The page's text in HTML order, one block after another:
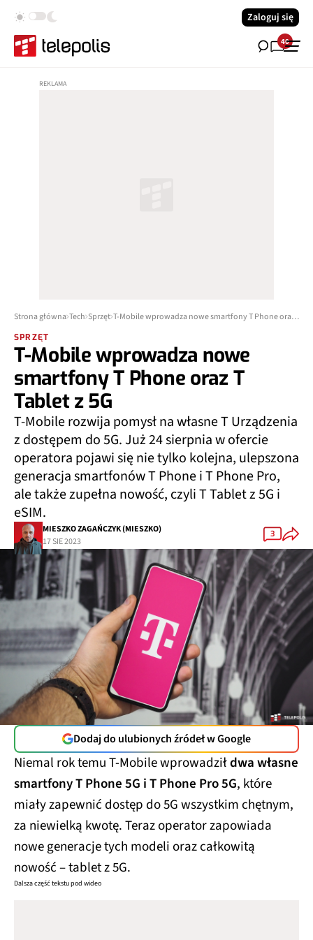
Zaloguj się
40
Strona główna Tech Sprzęt T-Mobile wprowadza nowe smartfony T Phone oraz T Tablet z 5G
SPRZĘT
T-Mobile wprowadza nowe
smartfony T Phone oraz T
Tablet z 5G
T-Mobile rozwija pomysł na własne T Urządzenia
z dostępem do 5G. Już 24 sierpnia w ofercie
operatora pojawi się nie tylko kolejna, ulepszona
generacja smartfonów T Phone i T Phone Pro,
ale także zupełna nowość, czyli T Tablet z 5G i
eSIM.
MIESZKO ZAGAŃCZYK (MIESZKO)
17 SIE 2023
3
Dodaj do ulubionych źródeł w Google
Niemal rok temu T-Mobile wprowadziłdwa własne
smartfony T Phone 5G i T Phone Pro 5G, które
miały zapewnić dostęp do 5G wszystkim chętnym,
za niewielką kwotę. Teraz operator zapowiada
nowe generacje tych modeli oraz całkowitą
nowość – tablet z 5G.
Dalsza część tekstu pod wideo